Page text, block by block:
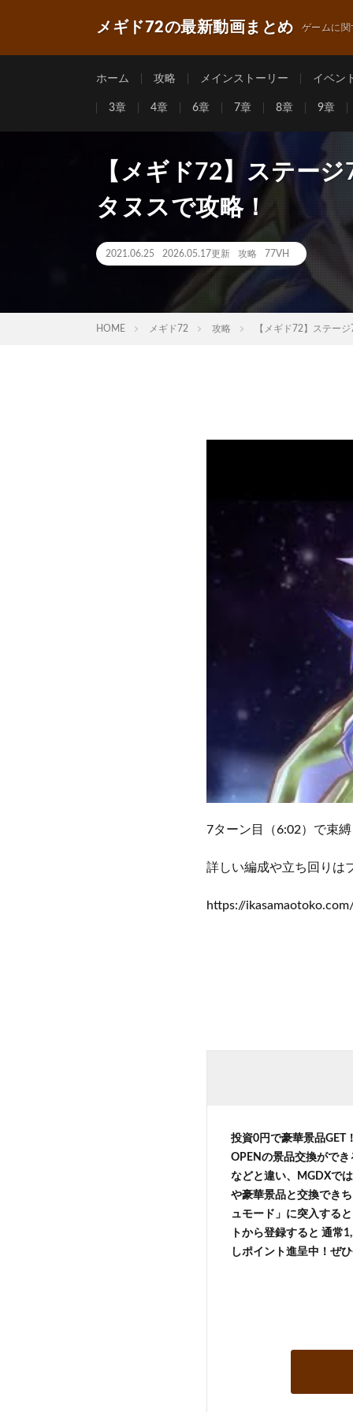
メギド72の最新動画まとめ ゲームに
ホーム 攻略 メインストーリー イベン
3章 4章 6章 7章 8章 9章
【メギド72】ステー
タヌスで攻略！
2021.06.25 2026.05.17更新 攻略 77VH
HOME メギド72 攻略 【メギド72】ステー
7ターン目（6:02）で束
詳しい編成や立ち回りは
https://
投資0円で豪華景品GET
OPENの景品交換がで
などと違い、MGDXで
や豪華景品と交換でき
ュモード」に突入する
トから登録すると 通常
しポイント進呈中！ぜ